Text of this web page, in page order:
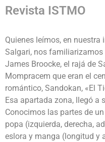
Revista ISTMO
Quienes leímos, en
Salgari, nos
James Broocke, el rajá de
Mompracem que eran el
romántico, Sandokan, «El
Esa apartada zona, llegó a
Conocimos las partes de
popa (izquierda, derecha,
eslora y manga (longitud y